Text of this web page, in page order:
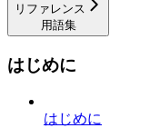
リファレンス
用語集
はじめに
はじめに